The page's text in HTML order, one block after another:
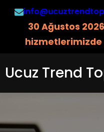
İçeriğe
30 Ağustos
hizmetlerimizde
Ucuz Trend